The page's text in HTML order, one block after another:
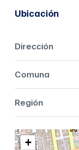
Ubicación
Dirección
Comuna
Región
+